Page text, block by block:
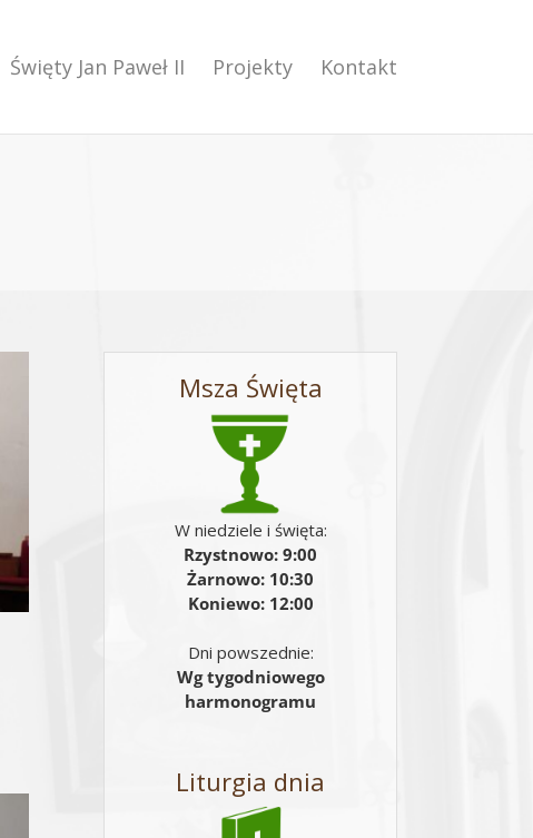
Święty Jan Paweł II Projekty Kontakt
Msza Święta
W niedziele i święta:
Rzystnowo: 9:00
Żarnowo: 10:30
Koniewo: 12:00
Dni powszednie:
Wg tygodniowego
harmonogramu
Liturgia dnia